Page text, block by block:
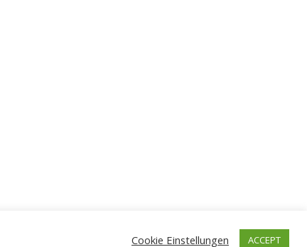
Cookie Einstellungen ACCEPT